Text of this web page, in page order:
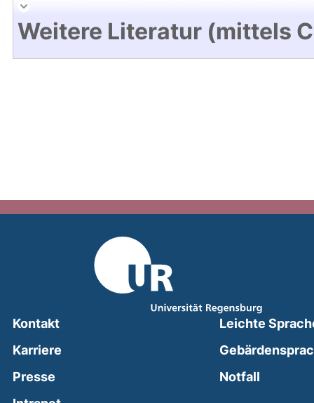
Weitere Literatur (mittels
Kontakt
Karriere
Presse
Leichte
Notfall